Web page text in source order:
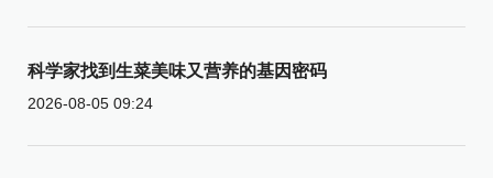
科学家找到生菜美味又营养的基因密码
2026-08-05 09:24